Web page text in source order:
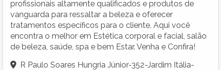
profissionais altamente qualificados e produtos de
vanguarda para ressaltar a beleza e oferecer
tratamentos específicos para o cliente. Aqui você
encontra o melhor em Estética corporal e facial, salão
de beleza, saúde, spa e bem Estar. Venha e Confira!
R Paulo Soares Hungria Júnior-352-Jardim Itália-